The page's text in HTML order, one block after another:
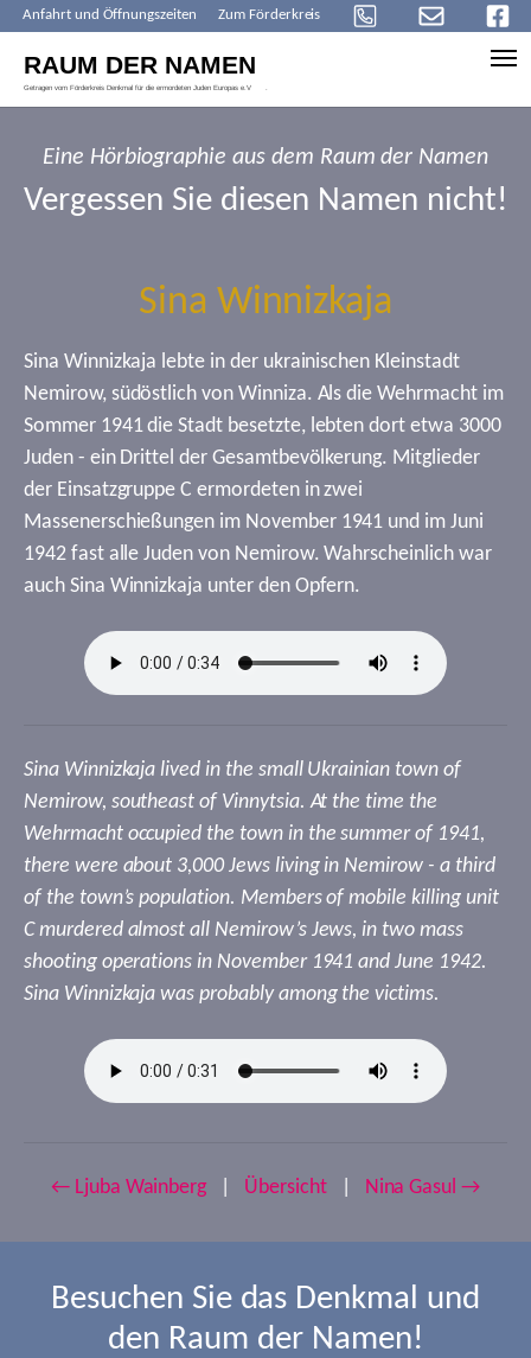
Anfahrt und Öffnungszeiten Zum Förderkreis
Eine Hörbiographie aus dem Raum der Namen
Vergessen Sie diesen Namen nicht!
Sina Winnizkaja
Sina Winnizkaja lebte in der ukrainischen Kleinstadt
Nemirow, südöstlich von Winniza. Als die Wehrmacht im
Sommer 1941 die Stadt besetzte, lebten dort etwa 3000
Juden - ein Drittel der Gesamtbevölkerung. Mitglieder
der Einsatzgruppe C ermordeten in zwei
Massenerschießungen im November 1941 und im Juni
1942 fast alle Juden von Nemirow. Wahrscheinlich war
auch Sina Winnizkaja unter den Opfern.
Sina Winnizkaja lived in the small Ukrainian town of
Nemirow, southeast of Vinnytsia. At the time the
Wehrmacht occupied the town in the summer of 1941,
there were about 3,000 Jews living in Nemirow - a third
of the town’s population. Members of mobile killing unit
C murdered almost all Nemirow’s Jews, in two mass
shooting operations in November 1941 and June 1942.
Sina Winnizkaja was probably among the victims.
← Ljuba Wainberg Übersicht Nina Gasul →
Besuchen Sie das Denkmal und
den Raum der Namen!